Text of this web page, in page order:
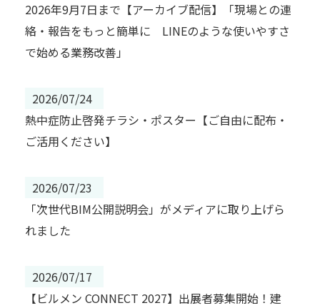
2026年9月7日まで【アーカイブ配信】「現場との連
絡・報告をもっと簡単に LINEのような使いやすさ
で始める業務改善」
2026/07/24
熱中症防止啓発チラシ・ポスター【ご自由に配布・
ご活用ください】
2026/07/23
「次世代BIM公開説明会」がメディアに取り上げら
れました
2026/07/17
【ビルメン CONNECT 2027】出展者募集開始！建